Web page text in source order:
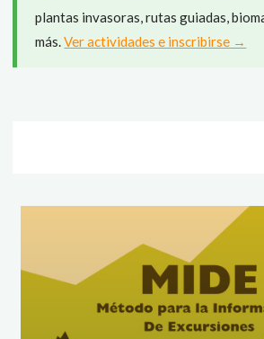
plantas invasoras, rutas guiadas,
más.Ver actividades e inscribirse →